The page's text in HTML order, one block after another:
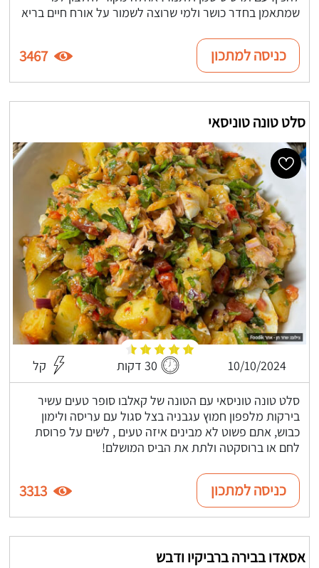
שמתאמן בחדר כושר ולמי שרוצה לשמור על אורח חיים בריא
כניסה למתכון 3467
סלט טונה טוניסאי
10/10/2024 30 דקות קל
סלט טונה טוניסאי עם הטונה של קאלבו סופר טעים עשיר
בירקות מלפפון חמוץ עגבניה בצל סגול עם עריסה ולימון
כבוש, אתם פשוט לא מבינים איזה טעים , לשים על פרוסת
לחם או ברוסקטה ולתת את הביס המושלם!
כניסה למתכון 3313
אסאדו בבירה ברביקיו ודבש